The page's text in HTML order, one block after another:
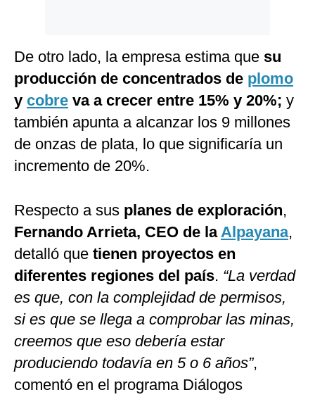
De otro lado, la empresa estima que su
producción de concentrados de plomo
y cobre va a crecer entre 15% y 20%; y
también apunta a alcanzar los 9 millones
de onzas de plata, lo que significaría un
incremento de 20%.
Respecto a sus planes de exploración,
Fernando Arrieta, CEO de laAlpayana,
detalló que tienen proyectos en
diferentes regiones del país. “La verdad
es que, con la complejidad de permisos,
si es que se llega a comprobar las minas,
creemos que eso debería estar
produciendo todavía en 5 o 6 años”,
comentó en el programa Diálogos